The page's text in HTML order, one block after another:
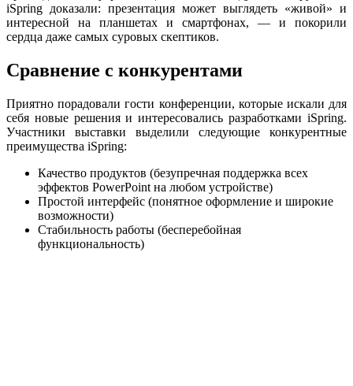
iSpring доказали: презентация может выглядеть «живой» и
интересной на планшетах и смартфонах, — и покорили
сердца даже самых суровых скептиков.
Сравнение с конкурентами
Приятно порадовали гости конференции, которые искали для
себя новые решения и интересовались разработками iSpring.
Участники выставки выделили следующие конкурентные
преимущества iSpring:
Качество продуктов (безупречная поддержка всех
эффектов PowerPoint на любом устройстве)
Простой интерфейс (понятное оформление и широкие
возможности)
Стабильность работы (бесперебойная
функциональность)